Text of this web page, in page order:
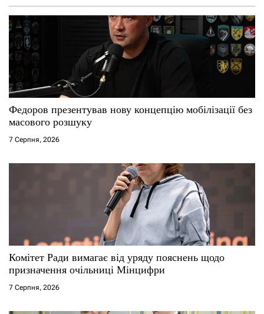
а
п
с
і
в
Федоров презентував нову концепцію мобілізації без
масового розшуку
7 Серпня, 2026
Комітет Ради вимагає від уряду пояснень щодо
призначення очільниці Мінцифри
7 Серпня, 2026